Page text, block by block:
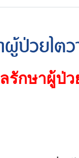
ป่วยไต
รักษาผู้ป่ว